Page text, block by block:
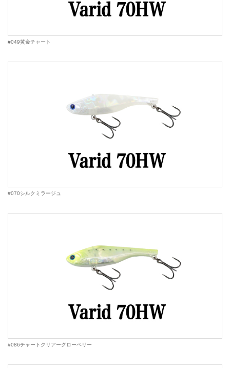
#049黄金チャート
#070シルクミラージュ
#086チャートクリアーグローベリー